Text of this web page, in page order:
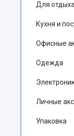
Для отдыха
Кухня и
Офисные
Одежда
Личные
Упаковка